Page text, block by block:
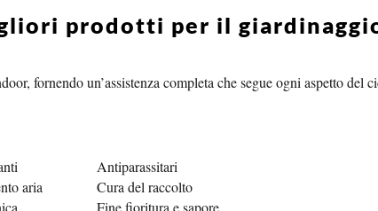
prodotti per il
fornendo un’assistenza completa che segue ogni aspetto del
Antiparassitari
aria
Cura del raccolto
Fine fioritura e sapore